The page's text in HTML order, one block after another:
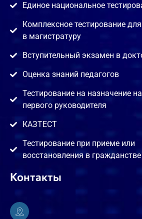
Единое национальное
Комплексное тестирование
в магистратуру
Вступительный экзамен в
Оценка знаний педагогов
Тестирование на назначение
первого руководителя
КАЗТЕСТ
Тестирование при приеме или
восстановления в
Контакты